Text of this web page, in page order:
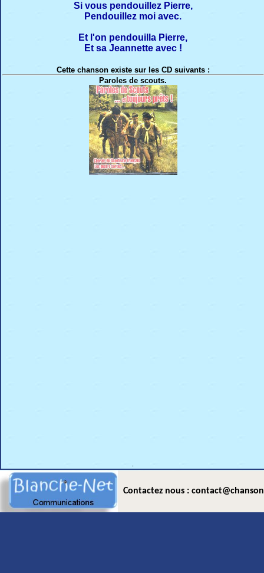
Si vous pendouillez Pierre,
Pendouillez moi avec.
Et l'on pendouilla Pierre,
Et sa Jeannette avec !
Cette chanson existe sur les CD suivants :
Paroles de scouts.
.
Contactez nous :